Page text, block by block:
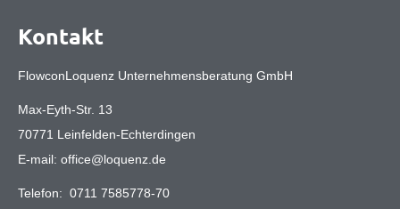
Kontakt
FlowconLoquenz Unternehmensberatung GmbH
Max-Eyth-Str. 13
70771 Leinfelden-Echterdingen
E-mail: office@loquenz.de
Telefon: 0711 7585778-70